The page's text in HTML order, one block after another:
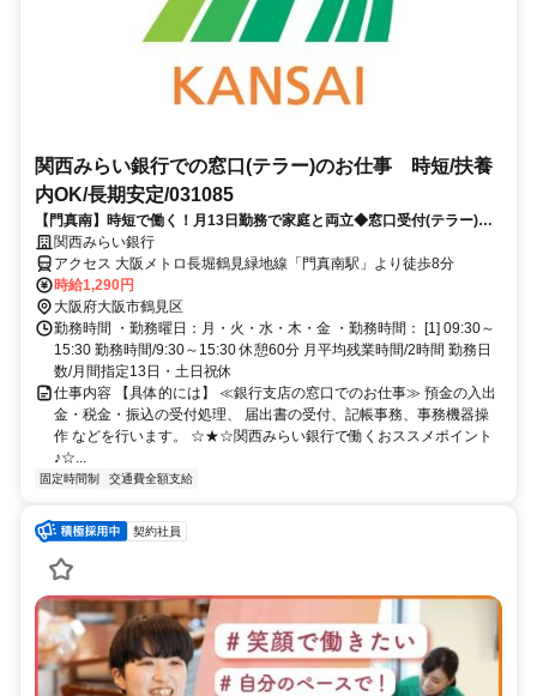
関西みらい銀行での窓口(テラー)のお仕事 時短/扶養
内OK/長期安定/031085
【門真南】時短で働く！月13日勤務で家庭と両立◆窓口受付(テラー)の
お仕事◆残業少なめ◆長期安定
関西みらい銀行
アクセス 大阪メトロ長堀鶴見緑地線「門真南駅」より徒歩8分
時給1,290円
大阪府大阪市鶴見区
勤務時間 ・勤務曜日：月・火・水・木・金 ・勤務時間： [1] 09:30～
15:30 勤務時間/9:30～15:30 休憩60分 月平均残業時間/2時間 勤務日
数/月間指定13日・土日祝休
仕事内容 【具体的には】 ≪銀行支店の窓口でのお仕事≫ 預金の入出
金・税金・振込の受付処理、 届出書の受付、記帳事務、事務機器操
作 などを行います。 ☆★☆関西みらい銀行で働くおススメポイント
♪☆...
固定時間制 交通費全額支給
契約社員